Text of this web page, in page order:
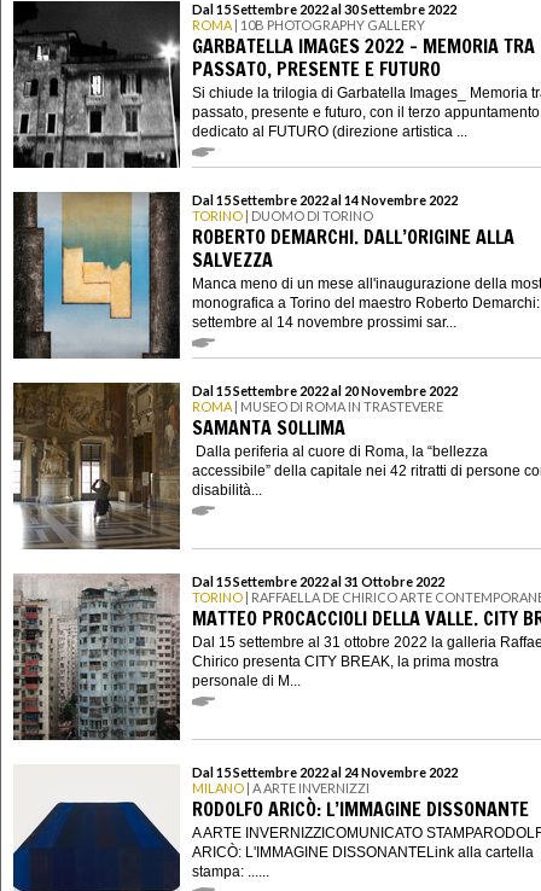
Dal 15 Settembre 2022 al 30 Settembre 2022
ROMA | 10B PHOTOGRAPHY GALLERY
GARBATELLA IMAGES 2022 - MEMORIA TRA
PASSATO, PRESENTE E FUTURO
Si chiude la trilogia di Garbatella Images_ Memoria
passato, presente e futuro, con il terzo appuntamento
dedicato al FUTURO (direzione artistica ...
Dal 15 Settembre 2022 al 14 Novembre 2022
TORINO | DUOMO DI TORINO
ROBERTO DEMARCHI. DALL’ORIGINE ALLA
SALVEZZA
Manca meno di un mese all'inaugurazione della
monografica a Torino del maestro Roberto
settembre al 14 novembre prossimi sar...
Dal 15 Settembre 2022 al 20 Novembre 2022
ROMA | MUSEO DI ROMA IN TRASTEVERE
SAMANTA SOLLIMA
Dalla periferia al cuore di Roma, la “bellezza
accessibile” della capitale nei 42 ritratti di persone
disabilità...
Dal 15 Settembre 2022 al 31 Ottobre 2022
TORINO | RAFFAELLA DE CHIRICO ARTE
MATTEO PROCACCIOLI DELLA VALLE. CITY
Dal 15 settembre al 31 ottobre 2022 la galleria
Chirico presenta CITY BREAK, la prima mostra
personale di M...
Dal 15 Settembre 2022 al 24 Novembre 2022
MILANO | A ARTE INVERNIZZI
RODOLFO ARICÒ: L’IMMAGINE DISSONANTE
A ARTE INVERNIZZICOMUNICATO
ARICÒ: L'IMMAGINE DISSONANTELink alla cartella
stampa: ......